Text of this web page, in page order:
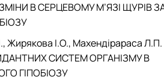
В СЕРЦЕВОМУ М’ЯЗІ ЩУРІВ
Жирякова І.О., Махендірараса Л.П.
СИСТЕМ ОРГАНІЗМУ В
ГІПОБІОЗУ